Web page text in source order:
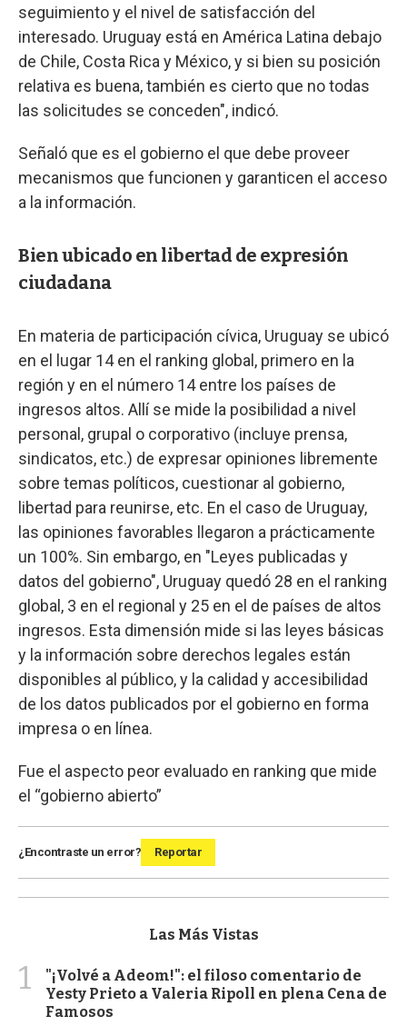
seguimiento y el nivel de satisfacción del
interesado. Uruguay está en América Latina debajo
de Chile, Costa Rica y México, y si bien su posición
relativa es buena, también es cierto que no todas
las solicitudes se conceden", indicó.
Señaló que es el gobierno el que debe proveer
mecanismos que funcionen y garanticen el acceso
a la información.
Bien ubicado en libertad de expresión
ciudadana
En materia de participación cívica, Uruguay se ubicó
en el lugar 14 en el ranking global, primero en la
región y en el número 14 entre los países de
ingresos altos. Allí se mide la posibilidad a nivel
personal, grupal o corporativo (incluye prensa,
sindicatos, etc.) de expresar opiniones libremente
sobre temas políticos, cuestionar al gobierno,
libertad para reunirse, etc. En el caso de Uruguay,
las opiniones favorables llegaron a prácticamente
un 100%. Sin embargo, en "Leyes publicadas y
datos del gobierno", Uruguay quedó 28 en el ranking
global, 3 en el regional y 25 en el de países de altos
ingresos. Esta dimensión mide si las leyes básicas
y la información sobre derechos legales están
disponibles al público, y la calidad y accesibilidad
de los datos publicados por el gobierno en forma
impresa o en línea.
Fue el aspecto peor evaluado en ranking que mide
el “gobierno abierto”
¿Encontraste un error? Reportar
Las Más Vistas
1
"¡Volvé a Adeom!": el filoso comentario de
Yesty Prieto a Valeria Ripoll en plena Cena de
Famosos